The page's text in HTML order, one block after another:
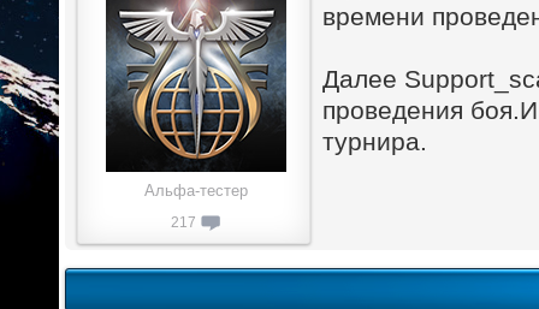
времени
Далее
проведения
турнира.
Альфа-тестер
217